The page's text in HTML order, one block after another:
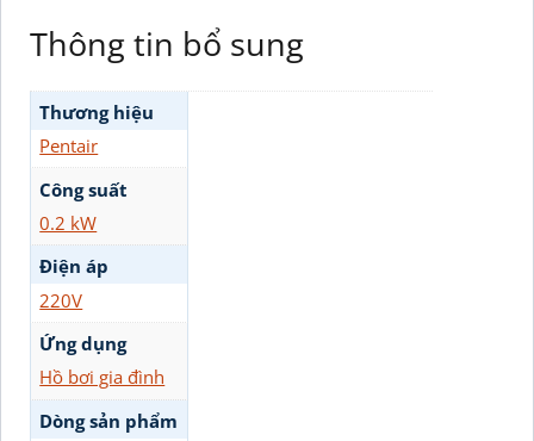
Thông tin bổ sung
Thương hiệu
Pentair
Công suất
0.2 kW
Điện áp
220V
Ứng dụng
Hồ bơi gia đình
Dòng sản phẩm